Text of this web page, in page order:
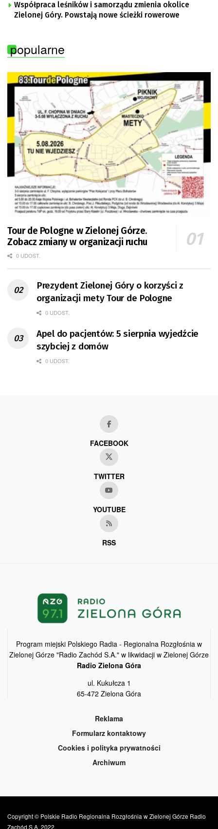
Współpraca leśników i samorządu zmienia okolice
Zielonej Góry. Powstają nowe ścieżki rowerowe
popularne
Tour de Pologne w Zielonej Górze.
Zobacz zmiany w organizacji ruchu
0 UDOST.
Prezydent Zielonej Góry o korzyści z
organizacji mety Tour de Pologne
0 UDOST.
Apel do pacjentów: 5 sierpnia wyjedźcie
szybciej z domów
0 UDOST.
FACEBOOK
TWITTER
YOUTUBE
RSS
Program miejski Polskiego Radia - Regionalna Rozgłośnia w
Zielonej Górze "Radio Zachód S.A." w likwidacji w Zielonej Górze
Radio Zielona Góra
ul. Kukułcza 1
65-472 Zielona Góra
Reklama
Formularz kontaktowy
Cookies i polityka prywatności
Archiwum
Copyright © Polskie Radio Regionalna Rozgłośnia w Zielonej Górze Radio
Zachód S.A. 2022.